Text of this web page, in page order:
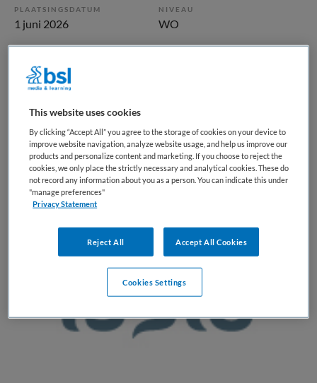
PLAATSINGSDATUM
1 juni 2026
NIVEAU
WO
Starter
Vacature niet beschikbaar
Deze vacature Vakantiekracht facilitair assistent bij Isala is
niet meer actueel. Hieronder staan enkele vergelijkbare
vacatures die voor u wellicht interessant zijn.
This website uses cookies
By clicking “Accept All” you agree to the storage of cookies on your device to
improve website navigation, analyze website usage, and help us improve our
products and personalize content and marketing. If you choose to reject the
cookies, we only place the strictly necessary and analytical cookies. These do
not record any information about you as a person. You can indicate this under
"manage preferences"
Privacy Statement
Reject All Accept All Cookies
Cookies Settings